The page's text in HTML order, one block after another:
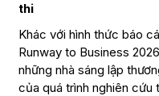
thi
Khác với hình thức báo
Runway to Business
những nhà sáng lập
của quá trình nghiên cứu